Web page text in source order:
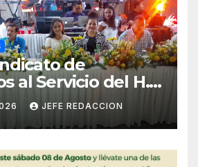
de
al Servicio del H.
de LZC Día del
Municipal
JEFE REDACCION